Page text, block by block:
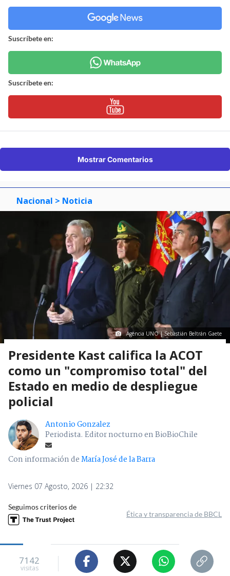
Suscríbete en:
Suscríbete en:
Mostrar Comentarios
Nacional > Noticia
Agencia UNO | Sebastián Beltrán Gaete
Presidente Kast califica la ACOT
como un "compromiso total" del
Estado en medio de despliegue
policial
Antonio Gonzalez
Periodista. Editor nocturno en BioBioChile
Con información deMaría José de la Barra
Viernes 07 Agosto, 2026 | 22:32
Seguimos criterios de
Ética y transparencia de BBCL
7142
visitas